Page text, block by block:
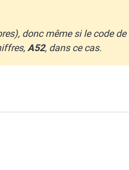
donc même si le code de
A52, dans ce cas.